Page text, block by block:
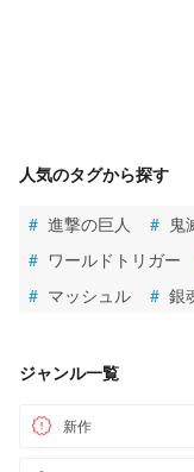
人気のタグから探す
# 進撃の巨人 # 鬼
# ワールドトリガー
# マッシュル # 銀
ジャンル一覧
新作